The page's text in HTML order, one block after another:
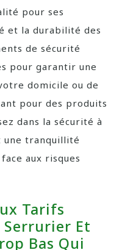
pour ses
et la durabilité des
de sécurité
pour garantir une
domicile ou de
pour des produits
dans la sécurité à
une tranquillité
aux risques
Tarifs
Serrurier Et
Bas Qui